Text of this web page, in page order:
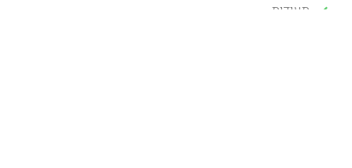
תעודות